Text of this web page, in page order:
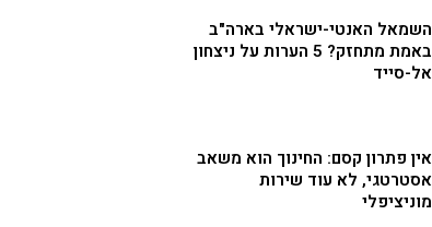
השמאל האנטי-ישראלי בארה"ב
באמת מתחזק? 5 הערות על ניצחון
אל-סייד
אין פתרון קסם: החינוך הוא משאב
אסטרטגי, לא עוד שירות
מוניציפלי